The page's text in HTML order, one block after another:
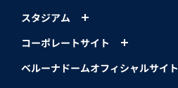
スタジアム
コーポレートサイト
ベルーナドームオフィシャルサイト